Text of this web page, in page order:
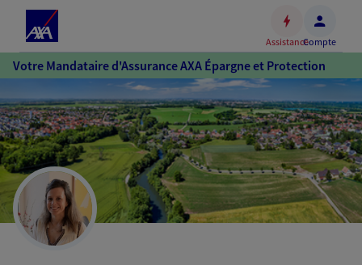
Accéder
au
contenu
principal
Accéder
au
pied
de
page
AssistanceCompte
Votre Mandataire d'Assurance AXA Épargne et Protection